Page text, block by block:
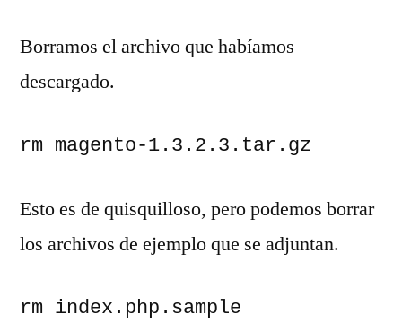
Borramos el archivo que habíamos
descargado.
rm magento-1.3.2.3.tar.gz
Esto es de quisquilloso, pero podemos borrar
los archivos de ejemplo que se adjuntan.
rm index.php.sample